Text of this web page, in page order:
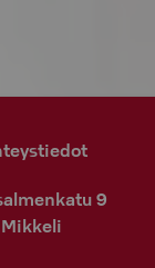
9
Mikkeli